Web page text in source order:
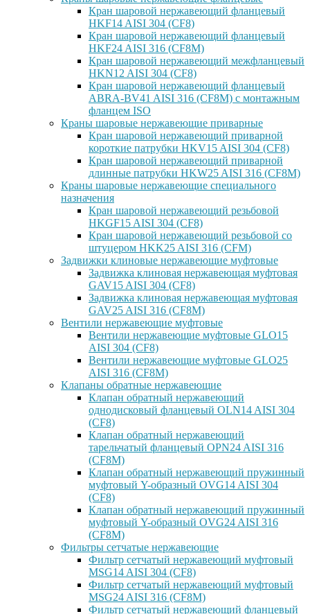
Кран шаровой нержавеющий фланцевый
HKF14 AISI 304 (CF8)
Кран шаровой нержавеющий фланцевый
HKF24 AISI 316 (CF8M)
Кран шаровой нержавеющий межфланцевый
HKN12 AISI 304 (CF8)
Кран шаровой нержавеющий фланцевый
ABRA-BV41 AISI 316 (CF8M) с монтажным
фланцем ISO
Краны шаровые нержавеющие приварные
Кран шаровой нержавеющий приварной
короткие патрубки HKV15 AISI 304 (CF8)
Кран шаровой нержавеющий приварной
длинные патрубки HKW25 AISI 316 (CF8M)
Краны шаровые нержавеющие специального
назначения
Кран шаровой нержавеющий резьбовой
HKGF15 AISI 304 (CF8)
Кран шаровой нержавеющий резьбовой со
штуцером HKK25 AISI 316 (CFM)
Задвижки клиновые нержавеющие муфтовые
Задвижка клиновая нержавеющая муфтовая
GAV15 AISI 304 (CF8)
Задвижка клиновая нержавеющая муфтовая
GAV25 AISI 316 (CF8M)
Вентили нержавеющие муфтовые
Вентили нержавеющие муфтовые GLO15
AISI 304 (CF8)
Вентили нержавеющие муфтовые GLO25
AISI 316 (CF8M)
Клапаны обратные нержавеющие
Клапан обратный нержавеющий
однодисковый фланцевый OLN14 AISI 304
(CF8)
Клапан обратный нержавеющий
тарельчатый фланцевый OPN24 AISI 316
(CF8M)
Клапан обратный нержавеющий пружинный
муфтовый Y-образный OVG14 AISI 304
(CF8)
Клапан обратный нержавеющий пружинный
муфтовый Y-образный OVG24 AISI 316
(CF8М)
Фильтры сетчатые нержавеющие
Фильтр сетчатый нержавеющий муфтовый
MSG14 AISI 304 (CF8)
Фильтр сетчатый нержавеющий муфтовый
MSG24 AISI 316 (CF8M)
Фильтр сетчатый нержавеющий фланцевый